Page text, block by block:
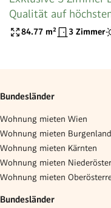
Qualität auf
84.77 m² 3 Zimmer
Bundesländer
Wohnung mieten Wien
Wohnung mieten Burgenland
Wohnung mieten Kärnten
Wohnung mieten
Wohnung mieten
Bundesländer